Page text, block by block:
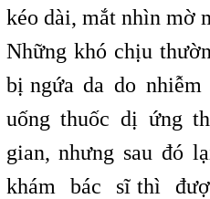
kéo dài, mắt nhìn mờ
Những khó chịu
bị ngứa da do
uống thuốc dị ứng
gian, nhưng sau đó
khám bác sĩt thì